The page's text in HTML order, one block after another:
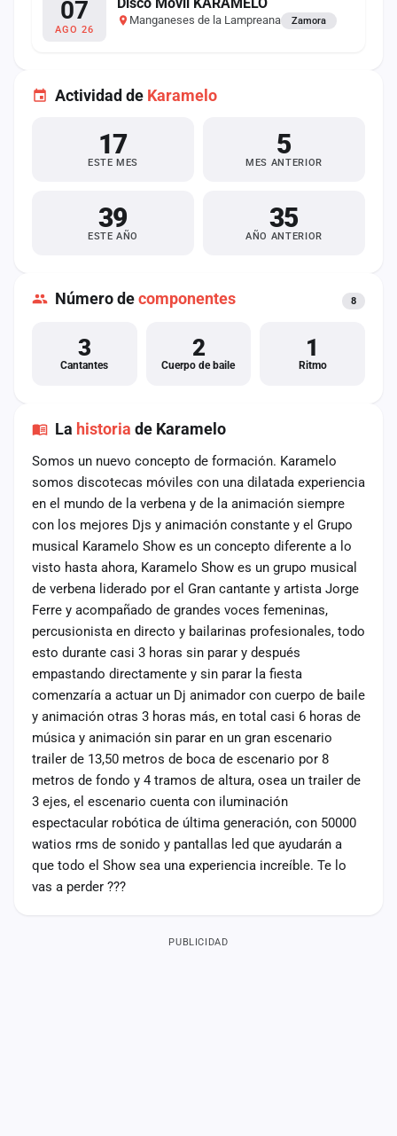
07
AGO 26
Manganeses de la Lampreana Zamora
Actividad de Karamelo
17
ESTE MES
5
MES ANTERIOR
39
ESTE AÑO
35
AÑO ANTERIOR
Número decomponentes 8
3
Cantantes
2
Cuerpo de baile
1
Ritmo
La historia de Karamelo
Somos un nuevo concepto de formación. Karamelo
somos discotecas móviles con una dilatada experiencia
en el mundo de la verbena y de la animación siempre
con los mejores Djs y animación constante y el Grupo
musical Karamelo Show es un concepto diferente a lo
visto hasta ahora, Karamelo Show es un grupo musical
de verbena liderado por el Gran cantante y artista Jorge
Ferre y acompañado de grandes voces femeninas,
percusionista en directo y bailarinas profesionales, todo
esto durante casi 3 horas sin parar y después
empastando directamente y sin parar la fiesta
comenzaría a actuar un Dj animador con cuerpo de baile
y animación otras 3 horas más, en total casi 6 horas de
música y animación sin parar en un gran escenario
trailer de 13,50 metros de boca de escenario por 8
metros de fondo y 4 tramos de altura, osea un trailer de
3 ejes, el escenario cuenta con iluminación
espectacular robótica de última generación, con 50000
watios rms de sonido y pantallas led que ayudarán a
que todo el Show sea una experiencia increíble. Te lo
vas a perder ???
PUBLICIDAD